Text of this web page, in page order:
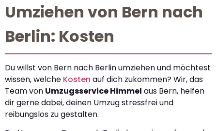
Umziehen von Bern nach
Berlin: Kosten
Du willst von Bern nach Berlin umziehen und möchtest
wissen, welche Kosten auf dich zukommen? Wir, das
Team von Umzugsservice Himmel aus Bern, helfen
dir gerne dabei, deinen Umzug stressfrei und
reibungslos zu gestalten.